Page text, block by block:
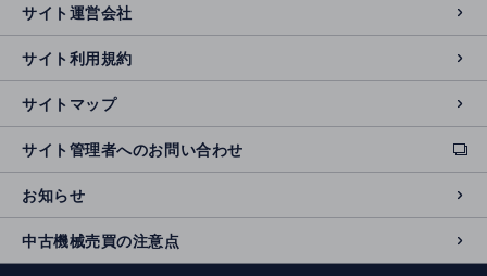
al
si
t
e
サイト運営会社
サイト利用規約
サイトマップ
サイト管理者へのお問い合わせ
ext
e
r
n
al
si
お知らせ
中古機械売買の注意点